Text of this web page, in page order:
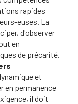
rapides
euses. La
d'observer
en
de précarité.
et
en permanence
il doit